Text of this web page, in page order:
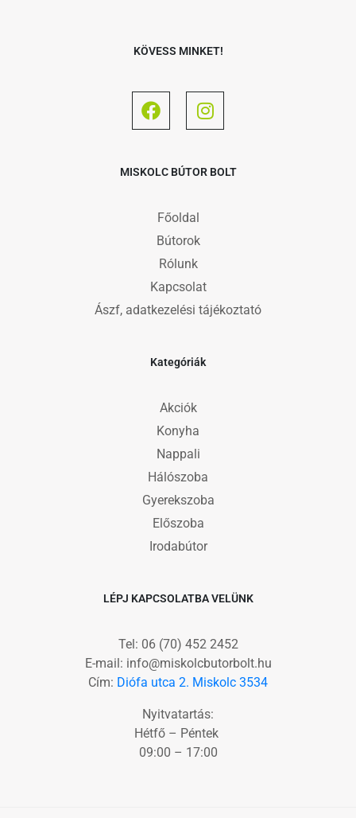
KÖVESS MINKET!
MISKOLC BÚTOR BOLT
Főoldal
Bútorok
Rólunk
Kapcsolat
Ászf, adatkezelési tájékoztató
Kategóriák
Akciók
Konyha
Nappali
Hálószoba
Gyerekszoba
Előszoba
Irodabútor
LÉPJ KAPCSOLATBA VELÜNK
Tel: 06 (70) 452 2452
E-mail: info@miskolcbutorbolt.hu
Cím: Diófa utca 2. Miskolc 3534
Nyitvatartás:
Hétfő – Péntek
09:00 – 17:00